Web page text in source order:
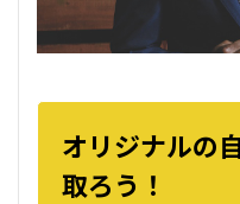
オリジナルの
取ろう！